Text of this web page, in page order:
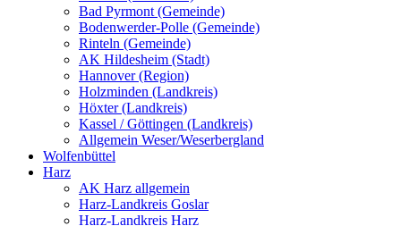
Bad Pyrmont (Gemeinde)
Bodenwerder-Polle (Gemeinde)
Rinteln (Gemeinde)
AK Hildesheim (Stadt)
Hannover (Region)
Holzminden (Landkreis)
Höxter (Landkreis)
Kassel / Göttingen (Landkreis)
Allgemein Weser/Weserbergland
Wolfenbüttel
Harz
AK Harz allgemein
Harz-Landkreis Goslar
Harz-Landkreis Harz